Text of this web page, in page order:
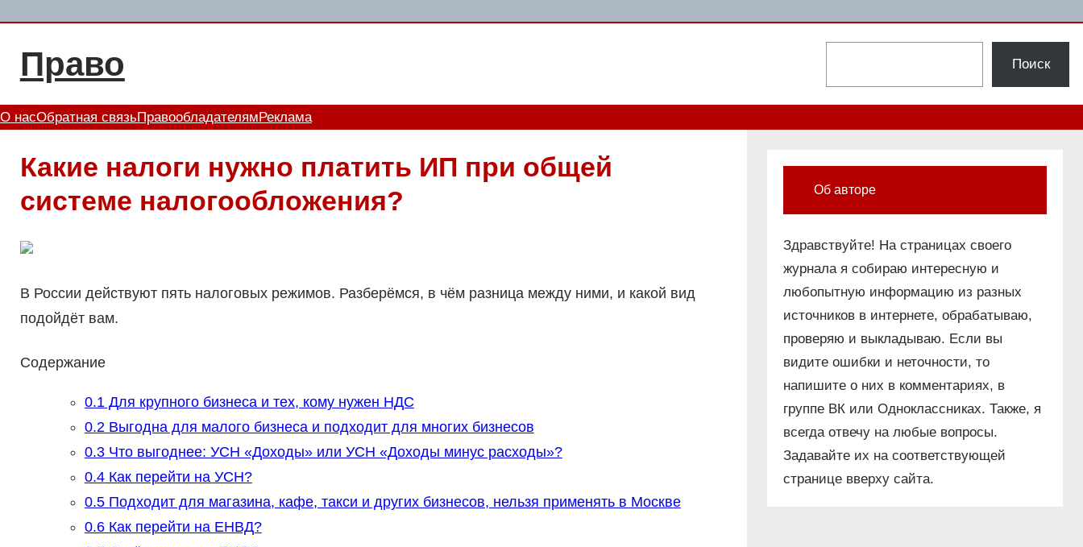
содержимому
Право Поиск
О насОбратная связьПравообладателям Реклама
Какие налоги нужно платить ИП при общей
системе налогообложения?
В России действуют пять налоговых режимов. Разберёмся, в чём разница между ними, и какой вид
подойдёт вам.
Содержание
0.1Для крупного бизнеса и тех, кому нужен НДС
0.2Выгодна для малого бизнеса и подходит для многих бизнесов
0.3Что выгоднее: УСН «Доходы» или УСН «Доходы минус расходы»?
0.4Как перейти на УСН?
0.5Подходит для магазина, кафе, такси и других бизнесов, нельзя применять в Москве
0.6Как перейти на ЕНВД?
Об авторе
Здравствуйте! На страницах своего
журнала я собираю интересную и
любопытную информацию из разных
источников в интернете, обрабатываю,
проверяю и выкладываю. Если вы
видите ошибки и неточности, то
напишите о них в комментариях, в
группе ВК или Одноклассниках. Также, я
всегда отвечу на любые вопросы.
Задавайте их на соответствующей
странице вверху сайта.